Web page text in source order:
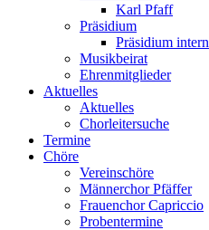
Karl Pfaff
Präsidium
Präsidium intern
Musikbeirat
Ehrenmitglieder
Aktuelles
Aktuelles
Chorleitersuche
Termine
Chöre
Vereinschöre
Männerchor Pfäffer
Frauenchor Capriccio
Probentermine